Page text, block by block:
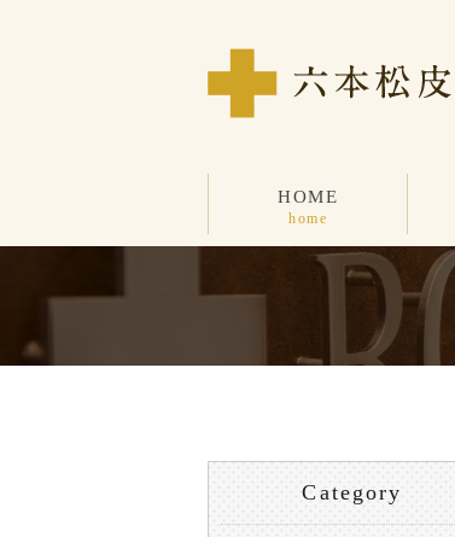
HOME
home
Category